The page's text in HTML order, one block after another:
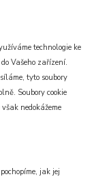
technologie ke
Vašeho zařízení.
tyto soubory
Soubory cookie
nedokážeme
jak jej